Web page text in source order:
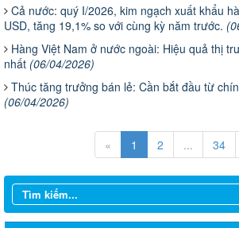
Cả nước: quý I/2026, kim ngạch xuất khẩu
USD, tăng 19,1% so với cùng kỳ năm trước.
Hàng Việt Nam ở nước ngoài: Hiệu quả thị
nhất (06/04/2026)
Thúc tăng trưởng bán lẻ: Cần bắt đầu từ
(06/04/2026)
« 1 2 ... 34